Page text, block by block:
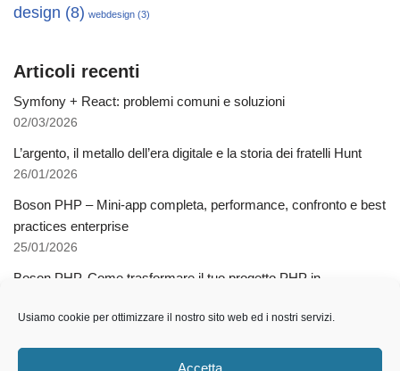
Usiamo cookie per ottimizzare il nostro sito web ed i nostri servizi.
Accetta
design (8) webdesign (3)
Articoli recenti
Symfony + React: problemi comuni e soluzioni
02/03/2026
L’argento, il metallo dell’era digitale e la storia dei fratelli Hunt
26/01/2026
Boson PHP – Mini-app completa, performance, confronto e best
practices enterprise
25/01/2026
Boson PHP. Come trasformare il tuo progetto PHP in
03/12/2025
Come l’AI libera dalla schiavitù della specializzazione